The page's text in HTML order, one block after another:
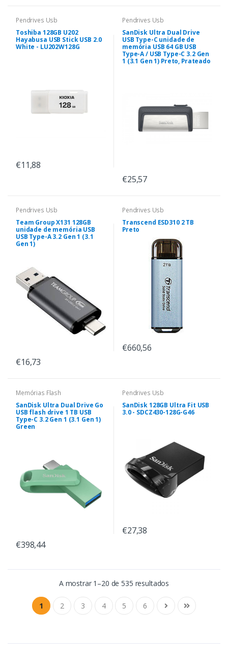
Pendrives Usb
Toshiba 128GB U202
Hayabusa USB Stick USB 2.0
White - LU202W128G
€11,88
Pendrives Usb
SanDisk Ultra Dual Drive
USB Type-C unidade de
memória USB 64 GB USB
Type-A / USB Type-C 3.2 Gen
1 (3.1 Gen 1) Preto, Prateado
€25,57
Pendrives Usb
Team Group X131 128GB
unidade de memória USB
USB Type-A 3.2 Gen 1 (3.1
Gen 1)
€16,73
Pendrives Usb
Transcend ESD310 2 TB
Preto
€660,56
Memórias Flash
SanDisk Ultra Dual Drive Go
USB flash drive 1 TB USB
Type-C 3.2 Gen 1 (3.1 Gen 1)
Green
€398,44
Pendrives Usb
SanDisk 128GB Ultra Fit USB
3.0 - SDCZ430-128G-G46
€27,38
A mostrar 1–20 de 535 resultados
1 2 3 4 5 6